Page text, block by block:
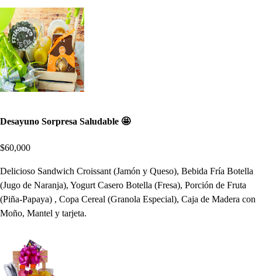
Desayuno Sorpresa Saludable 🤩
$60,000
Delicioso Sandwich Croissant (Jamón y Queso), Bebida Fría Botella
(Jugo de Naranja), Yogurt Casero Botella (Fresa), Porción de Fruta
(Piña-Papaya) , Copa Cereal (Granola Especial), Caja de Madera con
Moño, Mantel y tarjeta.